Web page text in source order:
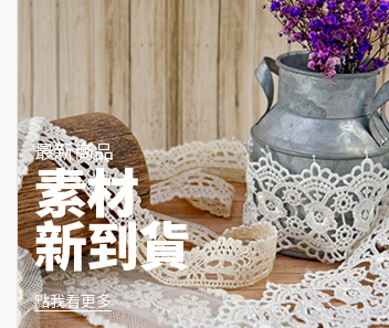
最新商品
素材
新到貨
點我看更多